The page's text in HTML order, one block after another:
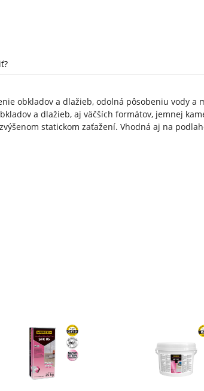
obkladov a dlažieb, odolná pôsobeniu vody a
a dlažieb, aj väčších formátov, jemnej
statickom zaťažení. Vhodná aj na